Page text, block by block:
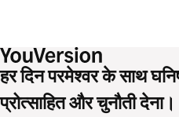
हर दिन परमेश्वर के साथ
प्रोत्साहित और चुनौती देना।